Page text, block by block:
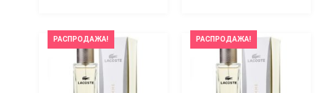
РАСПРОДАЖА! РАСПРОДАЖА!